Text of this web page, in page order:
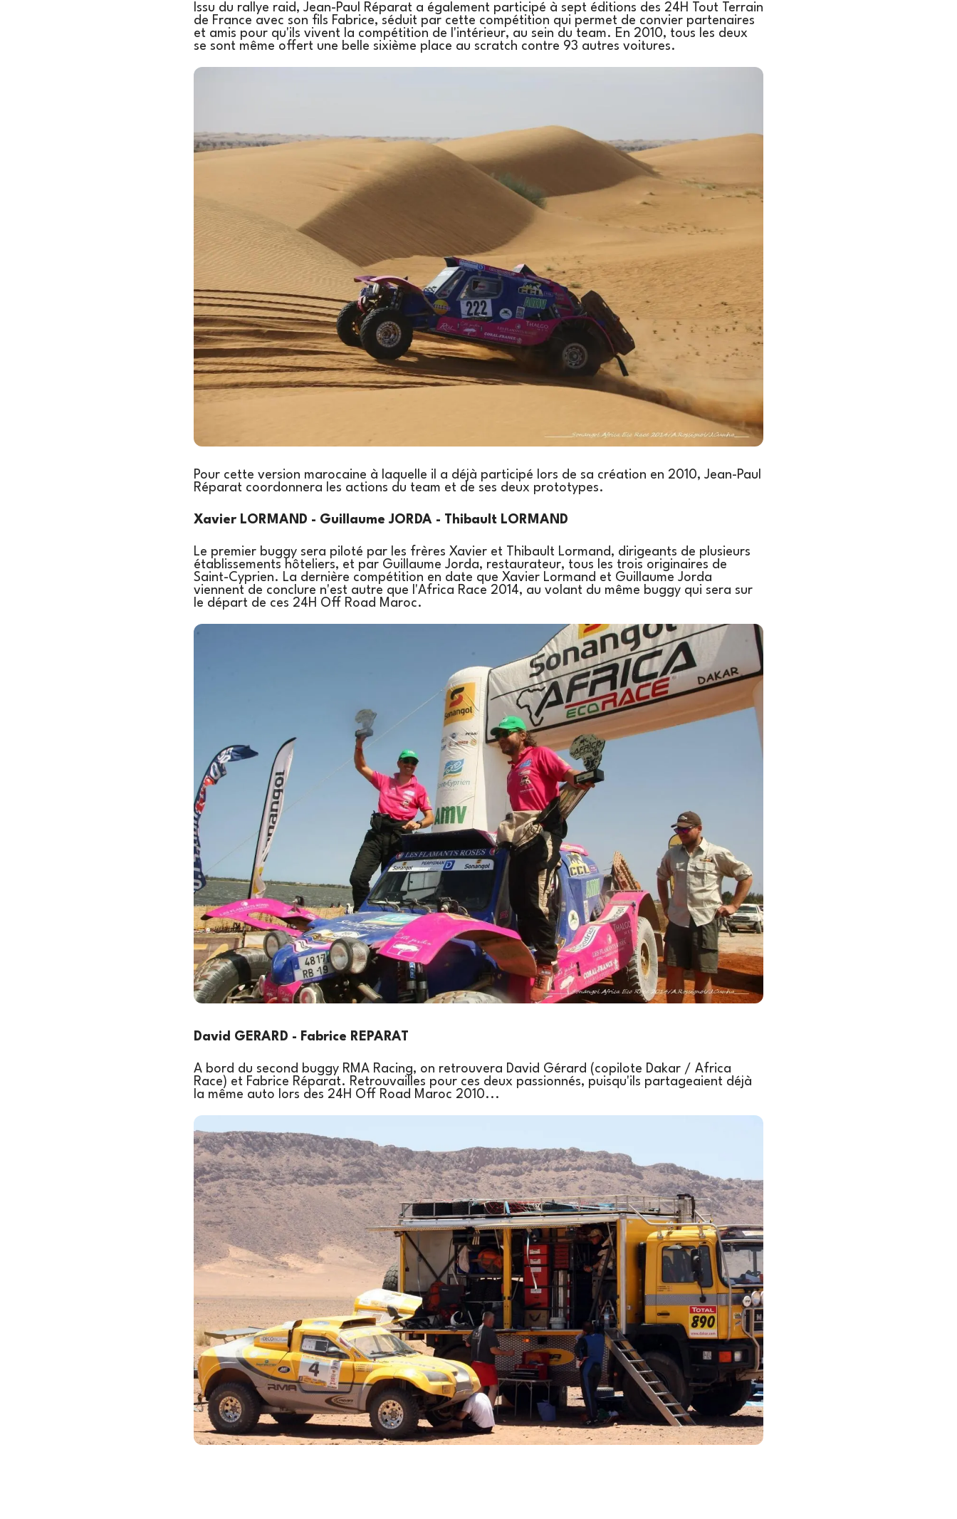
Issu du rallye raid, Jean-Paul Réparat a également participé à sept éditions des 24H Tout Terrain
de France avec son fils Fabrice, séduit par cette compétition qui permet de convier partenaires
et amis pour qu'ils vivent la compétition de l'intérieur, au sein du team. En 2010, tous les deux
se sont même offert une belle sixième place au scratch contre 93 autres voitures.
Pour cette version marocaine à laquelle il a déjà participé lors de sa création en 2010, Jean-Paul
Réparat coordonnera les actions du team et de ses deux prototypes.
Xavier LORMAND - Guillaume JORDA - Thibault LORMAND
Le premier buggy sera piloté par les frères Xavier et Thibault Lormand, dirigeants de plusieurs
établissements hôteliers, et par Guillaume Jorda, restaurateur, tous les trois originaires de
Saint-Cyprien. La dernière compétition en date que Xavier Lormand et Guillaume Jorda
viennent de conclure n'est autre que l'Africa Race 2014, au volant du même buggy qui sera sur
le départ de ces 24H Off Road Maroc.
David GERARD - Fabrice REPARAT
A bord du second buggy RMA Racing, on retrouvera David Gérard (copilote Dakar / Africa
Race) et Fabrice Réparat. Retrouvailles pour ces deux passionnés, puisqu'ils partageaient déjà
la même auto lors des 24H Off Road Maroc 2010...